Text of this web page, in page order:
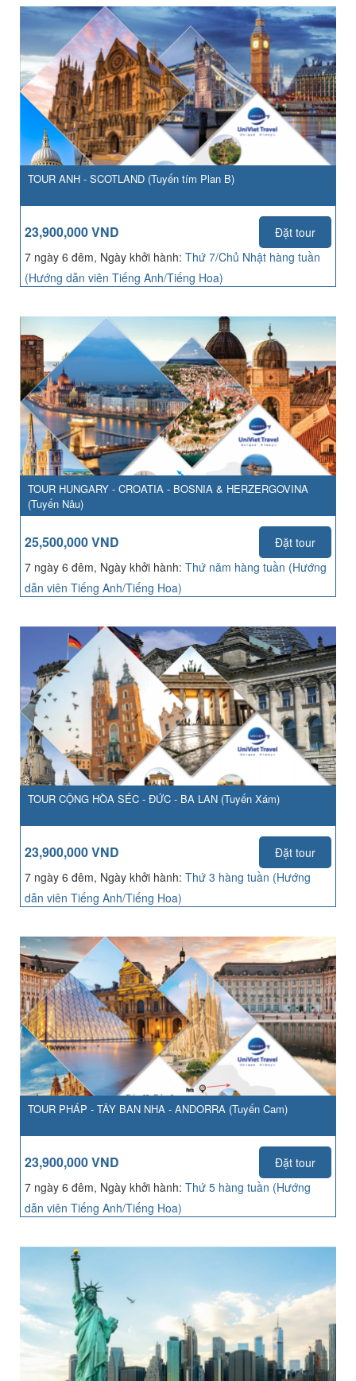
TOUR ANH - SCOTLAND (Tuyến tím Plan B)
23,900,000 VND
Đặt tour
7 ngày 6 đêm, Ngày khởi hành: Thứ 7/Chủ Nhật hàng tuần
(Hướng dẫn viên Tiếng Anh/Tiếng Hoa)
TOUR HUNGARY - CROATIA - BOSNIA & HERZERGOVINA
(Tuyến Nâu)
25,500,000 VND
Đặt tour
7 ngày 6 đêm, Ngày khởi hành: Thứ năm hàng tuần (Hướng
dẫn viên Tiếng Anh/Tiếng Hoa)
TOUR CỘNG HÒA SÉC - ĐỨC - BA LAN (Tuyến Xám)
23,900,000 VND
Đặt tour
7 ngày 6 đêm, Ngày khởi hành: Thứ 3 hàng tuần (Hướng
dẫn viên Tiếng Anh/Tiếng Hoa)
TOUR PHÁP - TÂY BAN NHA - ANDORRA (Tuyến Cam)
23,900,000 VND
Đặt tour
7 ngày 6 đêm, Ngày khởi hành: Thứ 5 hàng tuần (Hướng
dẫn viên Tiếng Anh/Tiếng Hoa)